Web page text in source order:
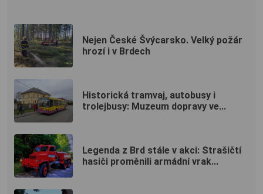
Nejen České Švýcarsko. Velký požár
hrozí i v Brdech
Historická tramvaj, autobusy i
trolejbusy: Muzeum dopravy ve...
Legenda z Brd stále v akci: Strašičtí
hasiči proměnili armádní vrak...